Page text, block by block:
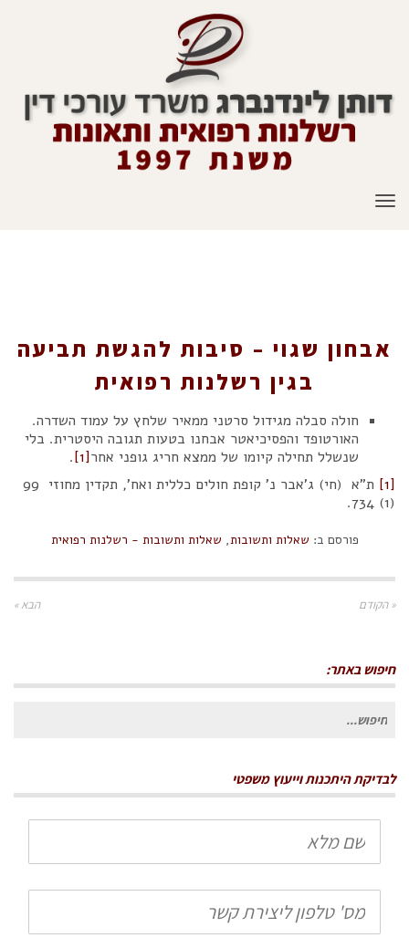
תפריט
אבחון שגוי – סיבות להגשת תביעה
בגין רשלנות רפואית
חולה סבלה מגידול סרטני ממאיר שלחץ על עמוד השדרה.
האורטופד והפסיכיאטר אבחנו בטעות תגובה היסטרית. בלי
שנשלל תחילה קיומו של ממצא חריג גופני אחר[1]
.
[1]
ת"א (חי) ג'אבר נ' קופת חולים כללית ואח', תקדין מחוזי 99
(1) 734.
פורסם ב: שאלות ותשובות, שאלות ותשובות - רשלנות רפואית
« הקודם הבא »
חיפוש באתר:
חיפוש
לבדיקת היתכנות וייעוץ משפטי
שם
מלא
טלפון